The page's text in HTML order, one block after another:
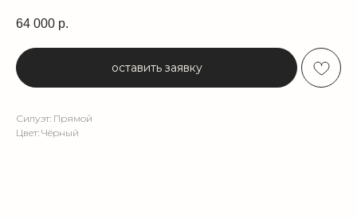
64 000 р.
оставить заявку
Силуэт: Прямой
Цвет: Чёрный